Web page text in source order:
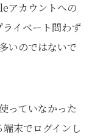
アカウントへの
イベート問わず
いのではないで
っていなかった
末でログインし